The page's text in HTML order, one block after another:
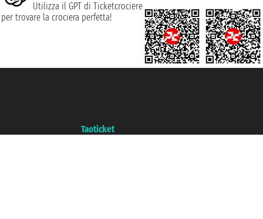
Utilizza il GPT di Ticketcrociere
per trovare la crociera perfetta!
Taoticket